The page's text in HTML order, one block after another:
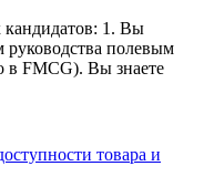
кандидатов: 1. Вы
полевым
в FMCG). Вы знаете
товара и